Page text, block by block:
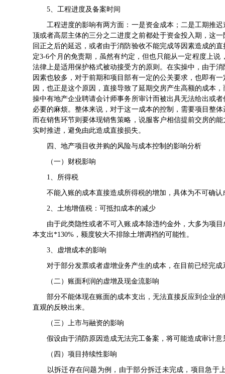
5、工程进度及备案时间
工程进度的影响有两方面：一是资金成本；二是工期推迟
顶或者高层主体的三分之二进度之前都处于资金投入期，这
回正之后的延迟，或者由于消防验收不能完成等因素造成的
定3-6个月的免责期，虽然有约定，但也只能从一定程度上
法律上是适用保护格式被动接受方的原则。在实操中，由于
因素也较多，对于前期和项目部有一定的公关要求，也即有
因，也正是这个原因，直接导致了延期交房产生高额的成本
操中有地产企业聘请会计师事务所审计而被出具无法给出或
必要的麻烦。整体来说，对于这一成本的控制，需要项目整
而在销售环节则要体现销售策略，说服客户相信提前交房的
实时推进，避免由此造成直接损失。
四、地产项目收并购的风险与成本控制的影响分析
（一）财税影响
1、所得税
不能入账的成本直接造成所得税的增加，具体为不可确认
2、土地增值税：可抵扣成本的减少
由于此类隐性或者不可入账成本除违约金外，大多为项目
本支出*130%，额度较大不排除土增调裆的可能性。
3、虚增成本的影响
对于部分发票或者虚增业务产生的成本，在目前已经完成
（二）账面利润的虚增及现金流影响
部分不能体现在账面的成本支出，无法直接反应到企业的
直观的反映出来。
（三）上市与融资的影响
假设由于消防原因造成无法完工备案，将可能造成审计意
（四）项目持续性影响
以拆迁存在问题为例，由于部分拆迁未完成，项目急于